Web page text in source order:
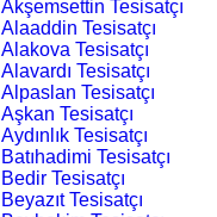
Akşemsettin Tesisatçı
Alaaddin Tesisatçı
Alakova Tesisatçı
Alavardı Tesisatçı
Alpaslan Tesisatçı
Aşkan Tesisatçı
Aydınlık Tesisatçı
Batıhadimi Tesisatçı
Bedir Tesisatçı
Beyazıt Tesisatçı